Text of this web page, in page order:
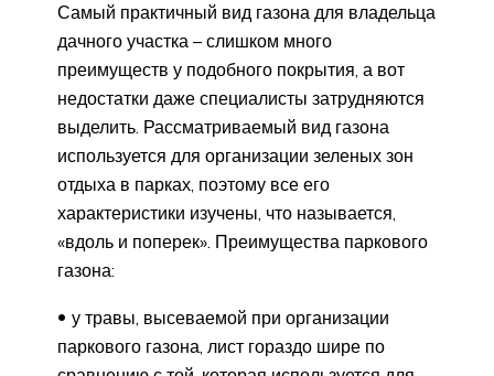
Самый практичный вид газона для владельца
дачного участка – слишком много
преимуществ у подобного покрытия, а вот
недостатки даже специалисты затрудняются
выделить. Рассматриваемый вид газона
используется для организации зеленых зон
отдыха в парках, поэтому все его
характеристики изучены, что называется,
«вдоль и поперек». Преимущества паркового
газона:
у травы, высеваемой при организации
паркового газона, лист гораздо шире по